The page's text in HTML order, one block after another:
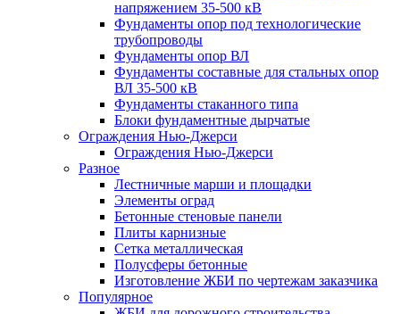
напряжением 35-500 кВ
Фундаменты опор под технологические
трубопроводы
Фундаменты опор ВЛ
Фундаменты составные для стальных опор
ВЛ 35-500 кВ
Фундаменты стаканного типа
Блоки фундаментные дырчатые
Ограждения Нью-Джерси
Ограждения Нью-Джерси
Разное
Лестничные марши и площадки
Элементы оград
Бетонные стеновые панели
Плиты карнизные
Сетка металлическая
Полусферы бетонные
Изготовление ЖБИ по чертежам заказчика
Популярное